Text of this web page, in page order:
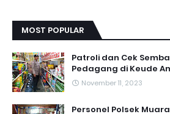
MOST POPULAR
Patroli dan Cek
Pedagang di Keude
November 11, 2023
Personel Polsek